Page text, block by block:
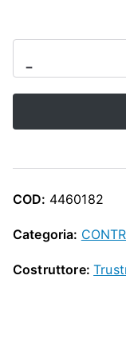
-
PEDALI
-
TX248
COD: 4460182
Categoria:
Costruttore: